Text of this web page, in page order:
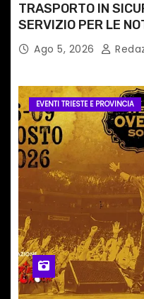
TRASPORTO IN
SERVIZIO PER LE
PERCORSI, FERMATE
Ago 5, 2026
EVENTI TRIESTE E PROVINCIA